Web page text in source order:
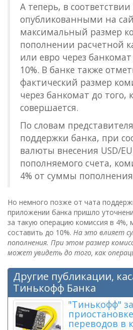
А теперь, в
опубликованными на
максимальный размер
пополнении расчетной
или евро через
10%. В банке также
фактический размер
через банкомат до того,
совершается.
По словам
поддержки банка, при
валюты внесения USD/
пополняемого счета,
4% от суммы
Но немного позже от чата
приложении банка пришло
за такую операцию комиссия в
составить до 10%. На это влияет
пополнения. При этом размер
может увидеть до того, как
Другие публикации,
Тинькофф Банка
"Тинькофф"
переводов в